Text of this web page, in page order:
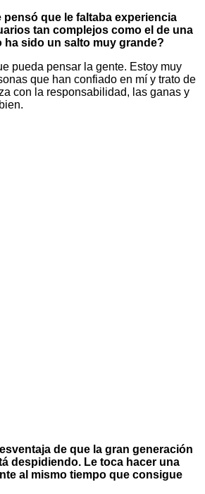
pensó que le faltaba experiencia
tan complejos como el de una
ha sido un salto muy grande?
pueda pensar la gente. Estoy muy
que han confiado en mí y trato de
con la responsabilidad, las ganas y
de que la gran generación
despidiendo. Le toca hacer una
al mismo tiempo que consigue